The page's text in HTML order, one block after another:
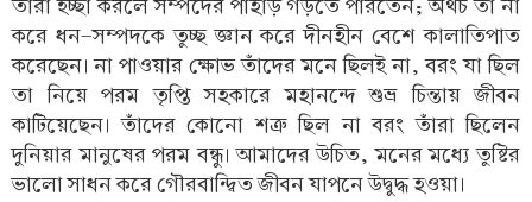
তাঁরা ইচ্ছা করলে সম্পদের পাহাড় গড়তে পারতেন; অথচ তা না
করে ধন-সম্পদকে তুচ্ছ জ্ঞান করে দীনহীন বেশে কালাতিপাত
করেছেন। না পাওয়ার ক্ষোভ তাঁদের মনে ছিলই না, বরং যা ছিল
তা নিয়ে পরম তৃপ্তি সহকারে মহানন্দে শুভ্র চিন্তায় জীবন
কাটিয়েছেন। তাঁদের কোনো শত্রু ছিল না বরং তাঁরা ছিলেন
দুনিয়ার মানুষের পরম বন্ধু। আমাদের উচিত, মনের মধ্যে তুষ্টির
ভালো সাধন করে গৌরবান্দ্বিত জীবন যাপনে উদ্বুদ্ধ হওয়া।